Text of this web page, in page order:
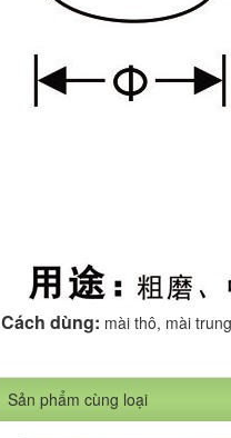
Cách dùng: mài thô, mài
Sản phẩm cùng loại